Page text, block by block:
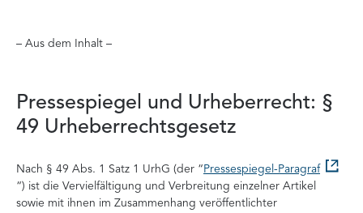
– Aus dem Inhalt –
Pressespiegel und Urheberrecht: §
49 Urheberrechtsgesetz
Nach § 49 Abs. 1 Satz 1 UrhG (der “ Pressespiegel-Paragraf
“) ist die Vervielfältigung und Verbreitung einzelner Artikel
sowie mit ihnen im Zusammenhang veröffentlichter